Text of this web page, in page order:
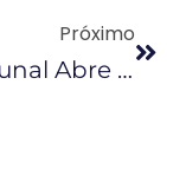
Próximo
Tribunal Abre La Opción De Devolución Del Impuesto A La Salida De Divisas